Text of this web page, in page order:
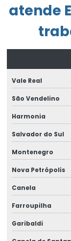
Empresa de
Empresa laudo
Empresa que
Empresa que faz
Empresa que faz
Empresa de
Enviar eventos
Envio do evento s
Envio eventos
Envio eventos sst
Envio de sst
atende
Vale Real
São Vendelino
Harmonia
Salvador do Sul
Montenegro
Nova Petrópolis
Canela
Farroupilha
Garibaldi